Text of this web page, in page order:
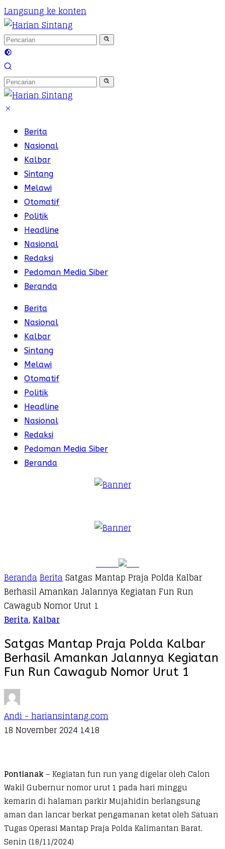
Langsung ke konten
Berita
Nasional
Kalbar
Sintang
Melawi
Otomatif
Politik
Headline
Nasional
Redaksi
Pedoman Media Siber
Beranda
Berita
Nasional
Kalbar
Sintang
Melawi
Otomatif
Politik
Headline
Nasional
Redaksi
Pedoman Media Siber
Beranda
BerandaBeritaSatgas Mantap Praja Polda Kalbar
Berhasil Amankan Jalannya Kegiatan Fun Run
Cawagub Nomor Urut 1
Berita,Kalbar
Satgas Mantap Praja Polda Kalbar
Berhasil Amankan Jalannya Kegiatan
Fun Run Cawagub Nomor Urut 1
Andi - hariansintang.com
18 November 2024 14:18
Pontianak – Kegiatan fun run yang digelar oleh Calon
Wakil Gubernur nomor urut 1 pada hari minggu
kemarin di halaman parkir Mujahidin berlangsung
aman dan lancar berkat pengamanan ketat oleh Satuan
Tugas Operasi Mantap Praja Polda Kalimantan Barat.
Senin (18/11/2024)